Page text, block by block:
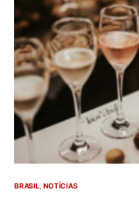
BRASIL NOTÍCIAS